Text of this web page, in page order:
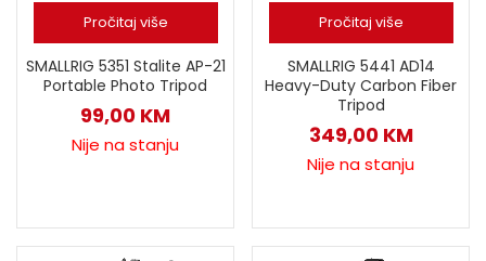
Pročitaj više
SMALLRIG 5351 Stalite AP-21
Portable Photo Tripod
99,00 KM
Nije na stanju
Pročitaj više
SMALLRIG 5441 AD14
Heavy-Duty Carbon Fiber
Tripod
349,00 KM
Nije na stanju